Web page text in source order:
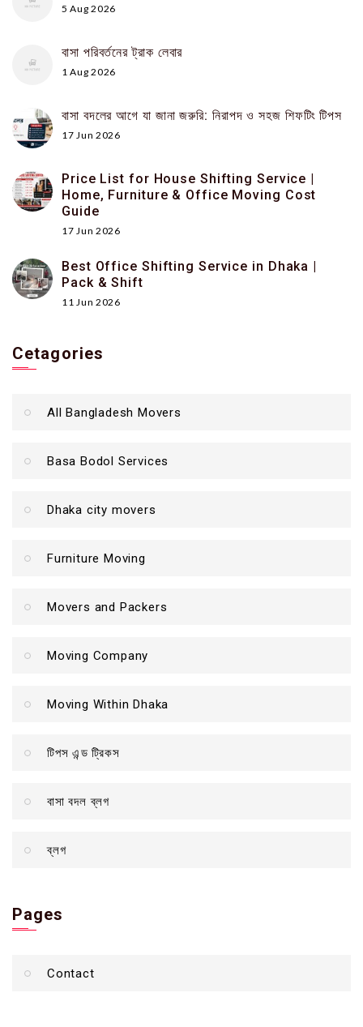
5 Aug 2026
বাসা পরিবর্তনের ট্রাক লেবার
1 Aug 2026
বাসা বদলের আগে যা জানা জরুরি: নিরাপদ ও সহজ শিফটিং টিপস
17 Jun 2026
Price List for House Shifting Service |
Home, Furniture & Office Moving Cost
Guide
17 Jun 2026
Best Office Shifting Service in Dhaka |
Pack & Shift
11 Jun 2026
Cetagories
All Bangladesh Movers
Basa Bodol Services
Dhaka city movers
Furniture Moving
Movers and Packers
Moving Company
Moving Within Dhaka
টিপস এন্ড ট্রিকস
বাসা বদল ব্লগ
ব্লগ
Pages
Contact